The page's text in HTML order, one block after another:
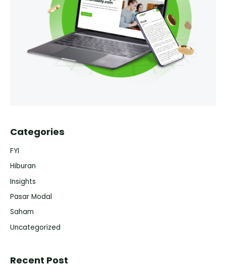
Categories
FYI
Hiburan
Insights
Pasar Modal
Saham
Uncategorized
Recent Post